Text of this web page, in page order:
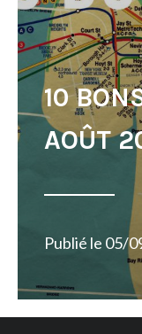
10
AOÛT
Publié le 05/